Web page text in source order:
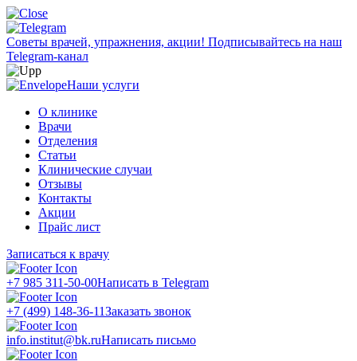
Советы врачей, упражнения, акции! Подписывайтесь на наш
Telegram-канал
Наши услуги
О клинике
Врачи
Отделения
Статьи
Клинические случаи
Отзывы
Контакты
Акции
Прайс лист
Записаться к врачу
+7 985 311-50-00Написать в Telegram
+7 (499) 148-36-11Заказать звонок
info.institut@bk.ruНаписать письмо